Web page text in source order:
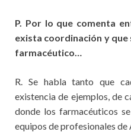
P. Por lo que comenta
exista coordinación y que
farmacéutico…
R. Se habla tanto que
existencia de ejemplos, de
donde los farmacéuticos
equipos de profesionales de